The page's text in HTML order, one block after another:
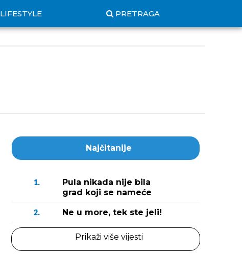
LIFESTYLE PRETRAGA
Najčitanije
1.
Pula nikada nije bila
grad koji se nameće
2. Ne u more, tek ste jeli!
Prikaži više vijesti